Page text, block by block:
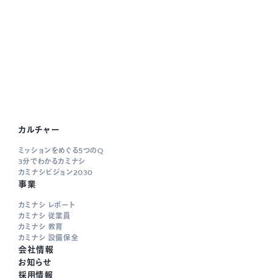
カルチャー
ミッションをめぐる5つのQ
3分でわかるカミナシ
カミナシビジョン2030
事業
カミナシ レポート
カミナシ 従業員
カミナシ 教育
カミナシ 設備保全
会社情報
お知らせ
採用情報